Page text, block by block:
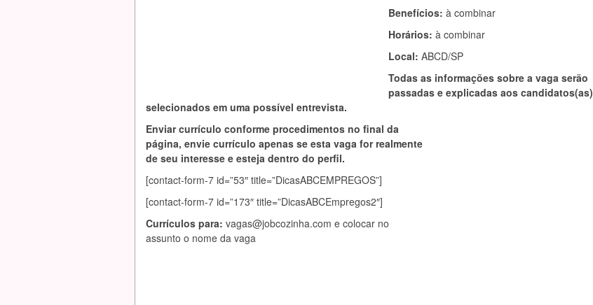
Benefícios: à combinar
Horários: à combinar
Local: ABCD/SP
Todas as informações sobre a vaga serão
passadas e explicadas aos candidatos(as)
selecionados em uma possível entrevista.
Enviar currículo conforme procedimentos no final da
página, envie currículo apenas se esta vaga for realmente
de seu interesse e esteja dentro do perfil.
[contact-form-7 id=”53″ title=”DicasABCEMPREGOS”]
[contact-form-7 id=”173″ title=”DicasABCEmpregos2″]
Currículos para: vagas@jobcozinha.com e colocar no
assunto o nome da vaga